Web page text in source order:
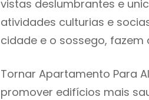
vistas deslumbrantes e
atividades culturias e
cidade e o sossego, fazem
Tornar Apartamento Para
promover edifícios mais